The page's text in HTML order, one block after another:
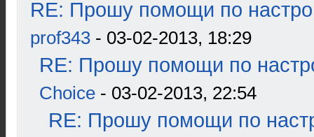
RE: Прошу помощи по
prof343 - 03-02-2013, 18:29
RE: Прошу помощи по
Choice - 03-02-2013, 22:54
RE: Прошу помощи по